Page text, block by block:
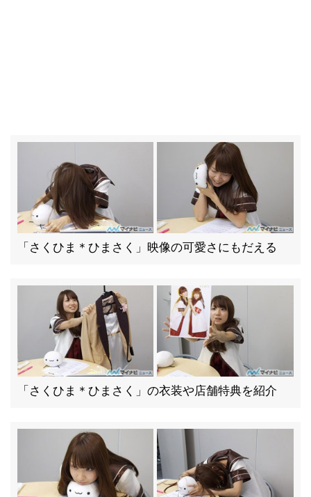
「さくひま＊ひまさく」映像の可愛さにもだえる
「さくひま＊ひまさく」の衣装や店舗特典を紹介